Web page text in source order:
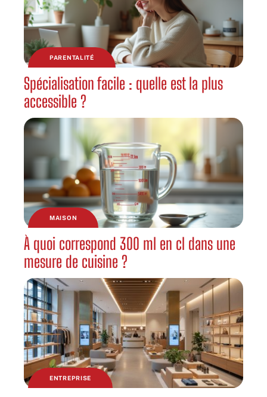
PARENTALITÉ
Spécialisation facile : quelle est la plus
accessible ?
MAISON
À quoi correspond 300 ml en cl dans une
mesure de cuisine ?
ENTREPRISE